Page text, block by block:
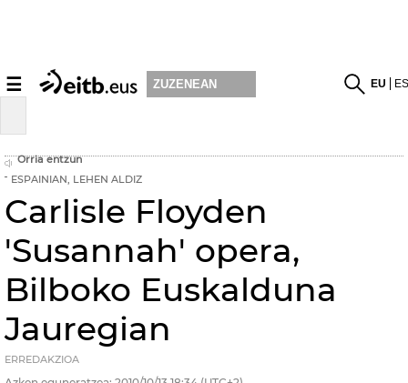
☰ ZUZENEAN EU
Orria entzun
ESPAINIAN, LEHEN ALDIZ
Carlisle Floyden
'Susannah' opera,
Bilboko Euskalduna
Jauregian
ERREDAKZIOA